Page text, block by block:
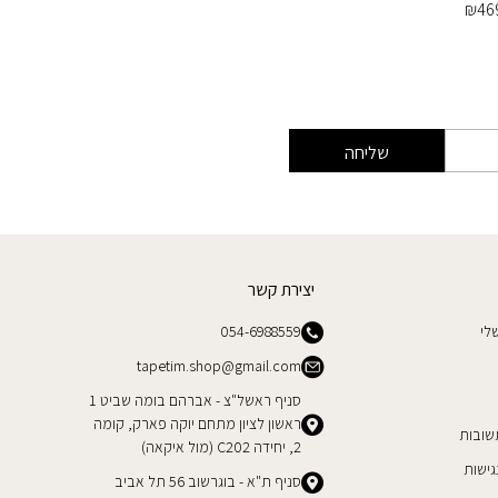
₪
שליחה
יצירת קשר
054-6988559
tapetim.shop@gmail.com
סניף ראשל"צ - אברהם בומה שביט 1
ראשון לציון מתחם יוקה פארק, קומה
2, יחידה C202 (מול איקאה)
סניף ת"א - בוגרשוב 56 תל אביב